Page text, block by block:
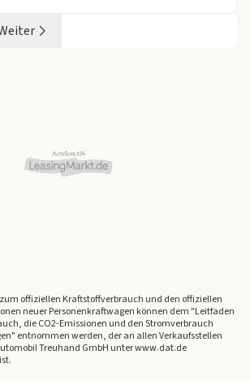
offiziellen Kraftstoffverbrauch und den offiziellen
neuer Personenkraftwagen können dem "Leitfaden
die CO2-Emissionen und den Stromverbrauch
entnommen werden, der an allen Verkaufsstellen
Treuhand GmbH unter www.dat.de